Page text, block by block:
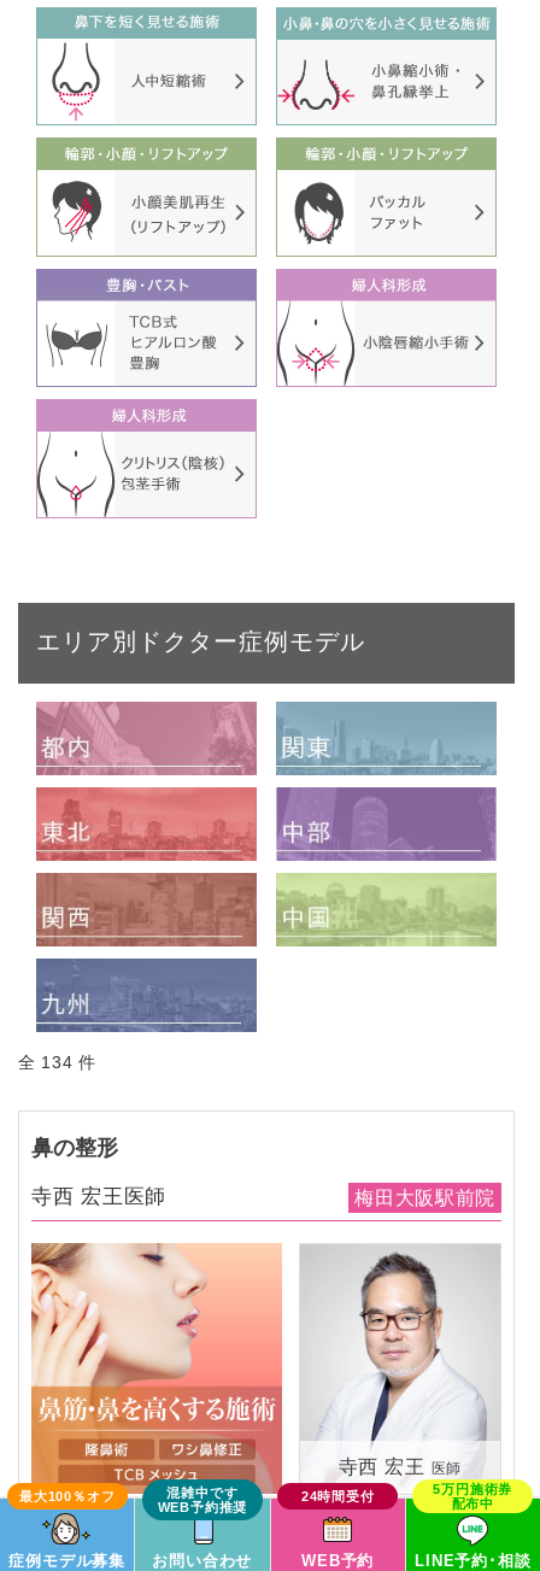
エリア別ドクター症例モデル
全 134 件
鼻の整形
寺西 宏王医師 梅田大阪駅前院
寺西 宏王 医師
この症例モデルで予約
症例モデル募集 お問い合わせ WEB予約 LINE予約･相談